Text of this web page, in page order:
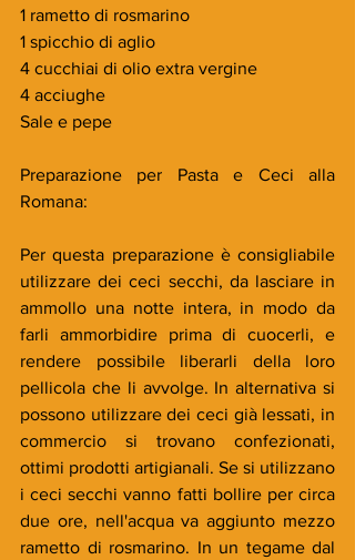
1 rametto di rosmarino
1 spicchio di aglio
4 cucchiai di olio extra vergine
4 acciughe
Sale e pepe
Preparazione per Pasta e Ceci alla
Romana:
Per questa preparazione è consigliabile
utilizzare dei ceci secchi, da lasciare in
ammollo una notte intera, in modo da
farli ammorbidire prima di cuocerli, e
rendere possibile liberarli della loro
pellicola che li avvolge. In alternativa si
possono utilizzare dei ceci già lessati, in
commercio si trovano confezionati,
ottimi prodotti artigianali. Se si utilizzano
i ceci secchi vanno fatti bollire per circa
due ore, nell'acqua va aggiunto mezzo
rametto di rosmarino. In un tegame dal